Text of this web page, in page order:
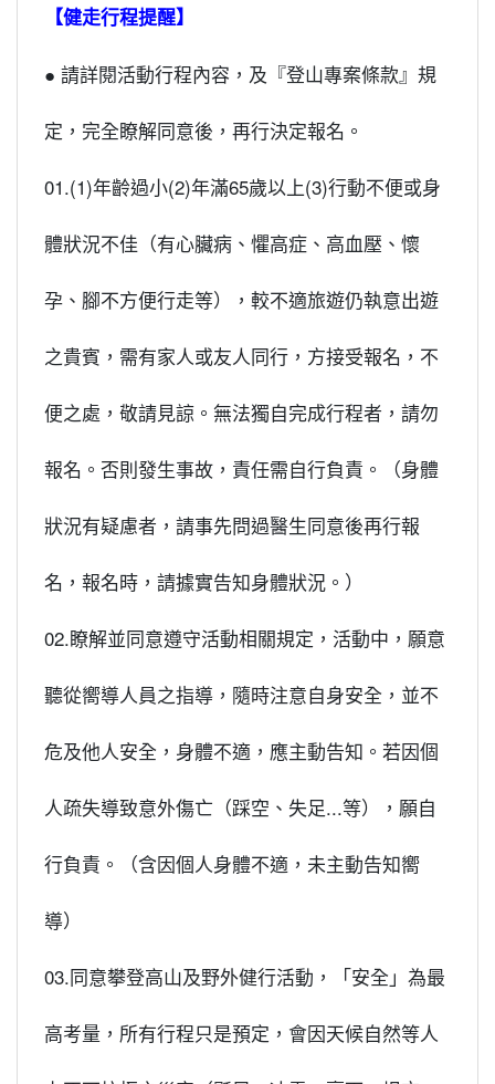
【健走行程提醒】
● 請詳閱活動行程內容，及『登山專案條款』規
定，完全瞭解同意後，再行決定報名。
01.(1)年齡過小(2)年滿65歲以上(3)行動不便或身
體狀況不佳（有心臟病、懼高症、高血壓、懷
孕、腳不方便行走等），較不適旅遊仍執意出遊
之貴賓，需有家人或友人同行，方接受報名，不
便之處，敬請見諒。無法獨自完成行程者，請勿
報名。否則發生事故，責任需自行負責。（身體
狀況有疑慮者，請事先問過醫生同意後再行報
名，報名時，請據實告知身體狀況。）
02.瞭解並同意遵守活動相關規定，活動中，願意
聽從嚮導人員之指導，隨時注意自身安全，並不
危及他人安全，身體不適，應主動告知。若因個
人疏失導致意外傷亡（踩空、失足...等），願自
行負責。（含因個人身體不適，未主動告知嚮
導）
03.同意攀登高山及野外健行活動，「安全」為最
高考量，所有行程只是預定，會因天候自然等人